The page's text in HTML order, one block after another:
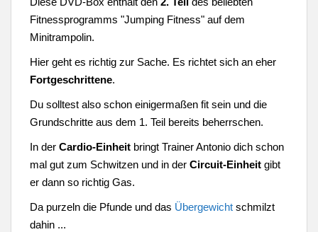
Fitnessprogramms "Jumping Fitness" auf dem
Minitrampolin.
Hier geht es richtig zur Sache. Es richtet sich an eher
Fortgeschrittene.
Du solltest also schon einigermaßen fit sein und die
Grundschritte aus dem 1. Teil bereits beherrschen.
In der Cardio-Einheit bringt Trainer Antonio dich schon
mal gut zum Schwitzen und in der Circuit-Einheit gibt
er dann so richtig Gas.
Da purzeln die Pfunde und das Übergewicht schmilzt
dahin ...